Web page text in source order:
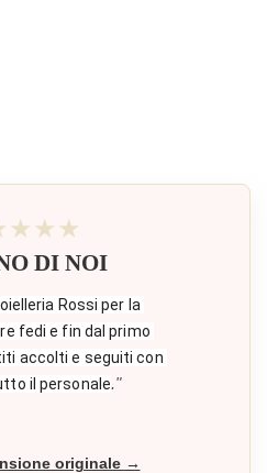
DI NOI
Rossi per la
fedi e fin dal primo
accolti e seguiti con
il personale."
originale →